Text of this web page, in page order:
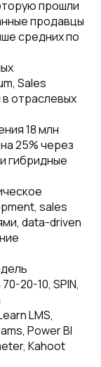
прошли
продавцы
средних по
Sales
отраслевых
18 млн
25% через
гибридные
sales
data-driven
20-10, SPIN,
LMS,
Power BI
Kahoot